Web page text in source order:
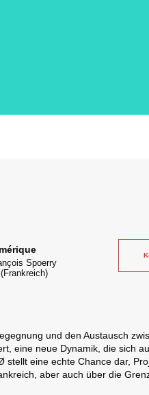
Spoerry
(Frankreich)
und den Austausch
eine neue Dynamik, die sich
stellt eine echte Chance dar,
aber auch über die